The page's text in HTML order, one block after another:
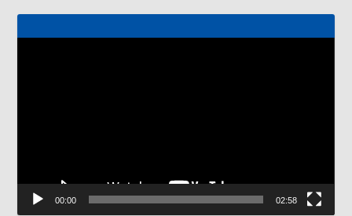
00:00 02:58